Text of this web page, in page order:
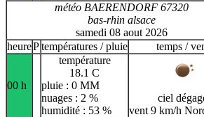
météo BAERENDORF 67320
bas-rhin alsace
samedi 08 aout 2026
heurePtempératures / pluie temps /
00 h
température
18.1 C
pluie : 0 MM
nuages : 2 %
humidité : 53 %
ciel
vent 9 km/h